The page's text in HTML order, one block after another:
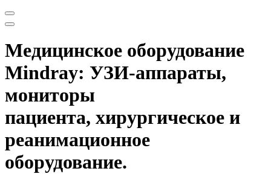
Медицинское оборудование
Mindray: УЗИ-аппараты,
мониторы
пациента, хирургическое и
реанимационное
оборудование.